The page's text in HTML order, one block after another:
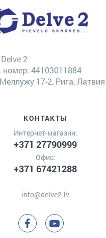
2
номер: 44103011884
17-2, Рига, Латвия
КОНТАКТЫ
Интернет-магазин:
+371 27790999
Офис:
+371 67421288
info@delve2.lv